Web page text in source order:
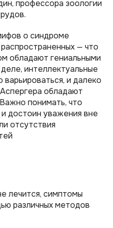
профессора зоологии
о синдроме
— что
обладают гениальными
интеллектуальные
и далеко
обладают
понимать, что
достоин уважения вне
отсутствия
лечится, симптомы
различных методов